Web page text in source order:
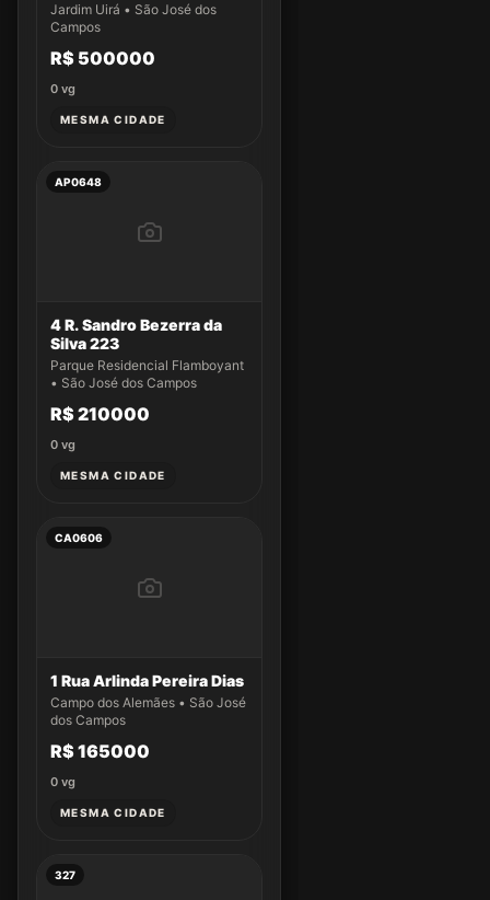
Jardim Uirá • São José dos
Campos
R$ 500000
0 vg
MESMA CIDADE
AP0648
4 R. Sandro Bezerra da
Silva 223
Parque Residencial Flamboyant
• São José dos Campos
R$ 210000
0 vg
MESMA CIDADE
CA0606
1 Rua Arlinda Pereira Dias
Campo dos Alemães • São José
dos Campos
R$ 165000
0 vg
MESMA CIDADE
327